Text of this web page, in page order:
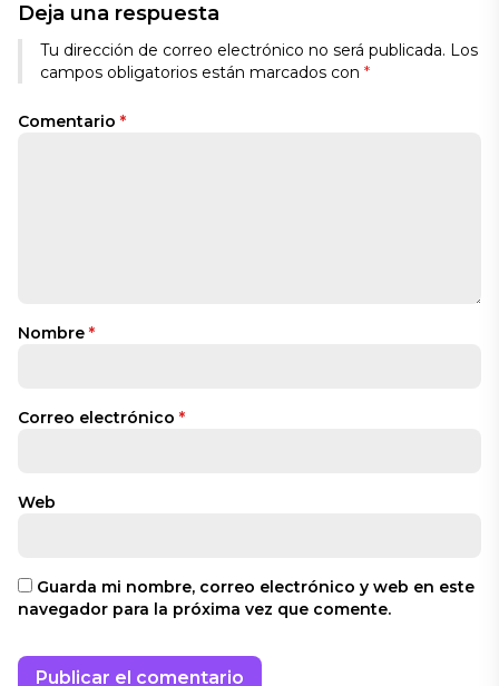
Deja una respuesta
Tu dirección de correo electrónico no será publicada. Los
campos obligatorios están marcados con *
Comentario *
Nombre *
Correo electrónico *
Web
Guarda mi nombre, correo electrónico y web en este
navegador para la próxima vez que comente.